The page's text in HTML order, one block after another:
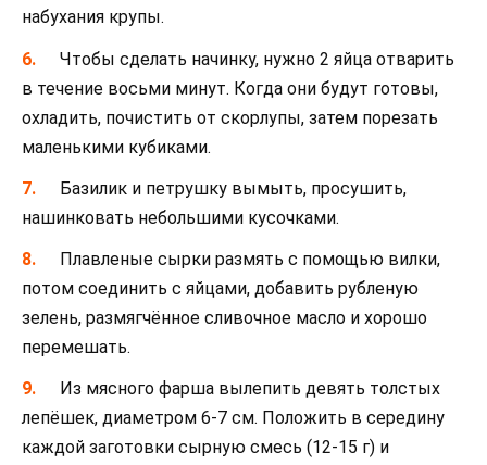
набухания крупы.
Чтобы сделать начинку, нужно 2 яйца отварить
в течение восьми минут. Когда они будут готовы,
охладить, почистить от скорлупы, затем порезать
маленькими кубиками.
Базилик и петрушку вымыть, просушить,
нашинковать небольшими кусочками.
Плавленые сырки размять с помощью вилки,
потом соединить с яйцами, добавить рубленую
зелень, размягчённое сливочное масло и хорошо
перемешать.
Из мясного фарша вылепить девять толстых
лепёшек, диаметром 6-7 см. Положить в середину
каждой заготовки сырную смесь (12-15 г) и